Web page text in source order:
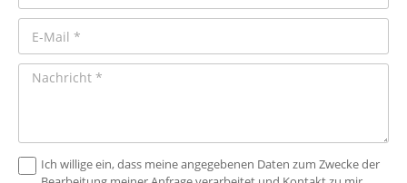
Ich willige ein, dass meine angegebenen Daten zum Zwecke der